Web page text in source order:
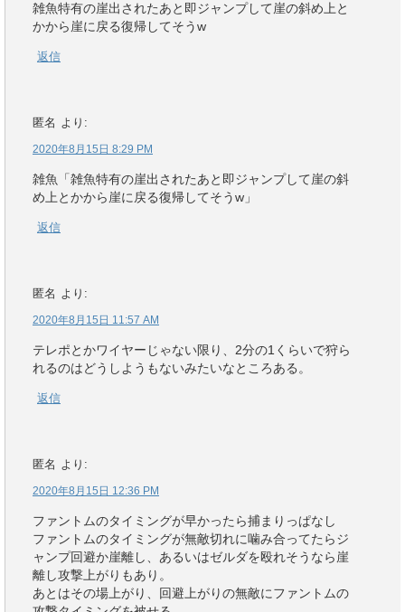
雑魚特有の崖出されたあと即ジャンプして崖の斜め上と
かから崖に戻る復帰してそうw
返信
匿名 より:
2020年8月15日 8:29 PM
雑魚「雑魚特有の崖出されたあと即ジャンプして崖の斜
め上とかから崖に戻る復帰してそうw」
返信
匿名 より:
2020年8月15日 11:57 AM
テレポとかワイヤーじゃない限り、2分の1くらいで狩ら
れるのはどうしようもないみたいなところある。
返信
匿名 より:
2020年8月15日 12:36 PM
ファントムのタイミングが早かったら捕まりっぱなし
ファントムのタイミングが無敵切れに噛み合ってたらジ
ャンプ回避か崖離し、あるいはゼルダを殴れそうなら崖
離し攻撃上がりもあり。
あとはその場上がり、回避上がりの無敵にファントムの